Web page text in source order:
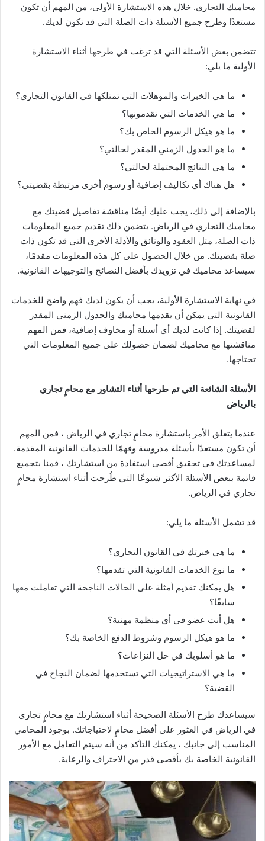
محاميك التجاري. خلال هذه الاستشارة الأولى، من المهم أن تكون
مستعدًا وطرح جميع الأسئلة ذات الصلة التي قد تكون لديك.
تتضمن بعض الأسئلة التي قد ترغب في طرحها أثناء الاستشارة
الأولية ما يلي:
ما هي الخبرات والمؤهلات التي تمتلكها في القانون التجاري؟
ما هي الخدمات التي تقدمونها؟
ما هو هيكل الرسوم الخاص بك؟
ما هو الجدول الزمني المقدر لحالتي؟
ما هي النتائج المحتملة لحالتي؟
هل هناك أي تكاليف إضافية أو رسوم أخرى مرتبطة بقضيتي؟
بالإضافة إلى ذلك، يجب عليك أيضًا مناقشة تفاصيل قضيتك مع
محاميك التجاري في الرياض. يتضمن ذلك تقديم جميع المعلومات
ذات الصلة، مثل العقود والوثائق والأدلة الأخرى التي قد تكون ذات
صلة بقضيتك. من خلال الحصول على كل هذه المعلومات مقدمًا،
سيساعد محاميك في تزويدك بأفضل النصائح والتوجيهات القانونية.
في نهاية الاستشارة الأولية، يجب أن يكون لديك فهم واضح للخدمات
القانونية التي يمكن أن يقدمها محاميك والجدول الزمني المقدر
لقضيتك. إذا كانت لديك أي أسئلة أو مخاوف إضافية، فمن المهم
مناقشتها مع محاميك لضمان حصولك على جميع المعلومات التي
تحتاجها.
الأسئلة الشائعة التي تم طرحها أثناء التشاور مع محامٍ تجاري
بالرياض
عندما يتعلق الأمر باستشارة محامٍ تجاري في الرياض ، فمن المهم
أن تكون مستعدًا بأسئلة مدروسة وفهمًا للخدمات القانونية المقدمة.
لمساعدتك في تحقيق أقصى استفادة من استشارتك ، قمنا بتجميع
قائمة ببعض الأسئلة الأكثر شيوعًا التي طُرحت أثناء استشارة محامٍ
تجاري في الرياض.
قد تشمل الأسئلة ما يلي:
ما هي خبرتك في القانون التجاري؟
ما نوع الخدمات القانونية التي تقدمها؟
هل يمكنك تقديم أمثلة على الحالات الناجحة التي تعاملت معها
سابقًا؟
هل أنت عضو في أي منظمة مهنية؟
ما هو هيكل الرسوم وشروط الدفع الخاصة بك؟
ما هو أسلوبك في حل النزاعات؟
ما هي الاستراتيجيات التي تستخدمها لضمان النجاح في
القضية؟
سيساعدك طرح الأسئلة الصحيحة أثناء استشارتك مع محامٍ تجاري
في الرياض في العثور على أفضل محامٍ لاحتياجاتك. بوجود المحامي
المناسب إلى جانبك ، يمكنك التأكد من أنه سيتم التعامل مع الأمور
القانونية الخاصة بك بأقصى قدر من الاحتراف والرعاية.